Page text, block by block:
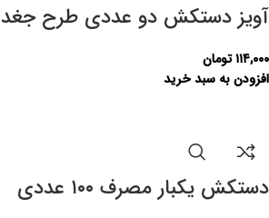
آویز دستکش دو عددی طرح جغد
۱۱۴,۰۰۰تومان
افزودن به سبد خرید
دستکش یکبار مصرف ۱۰۰ عددی